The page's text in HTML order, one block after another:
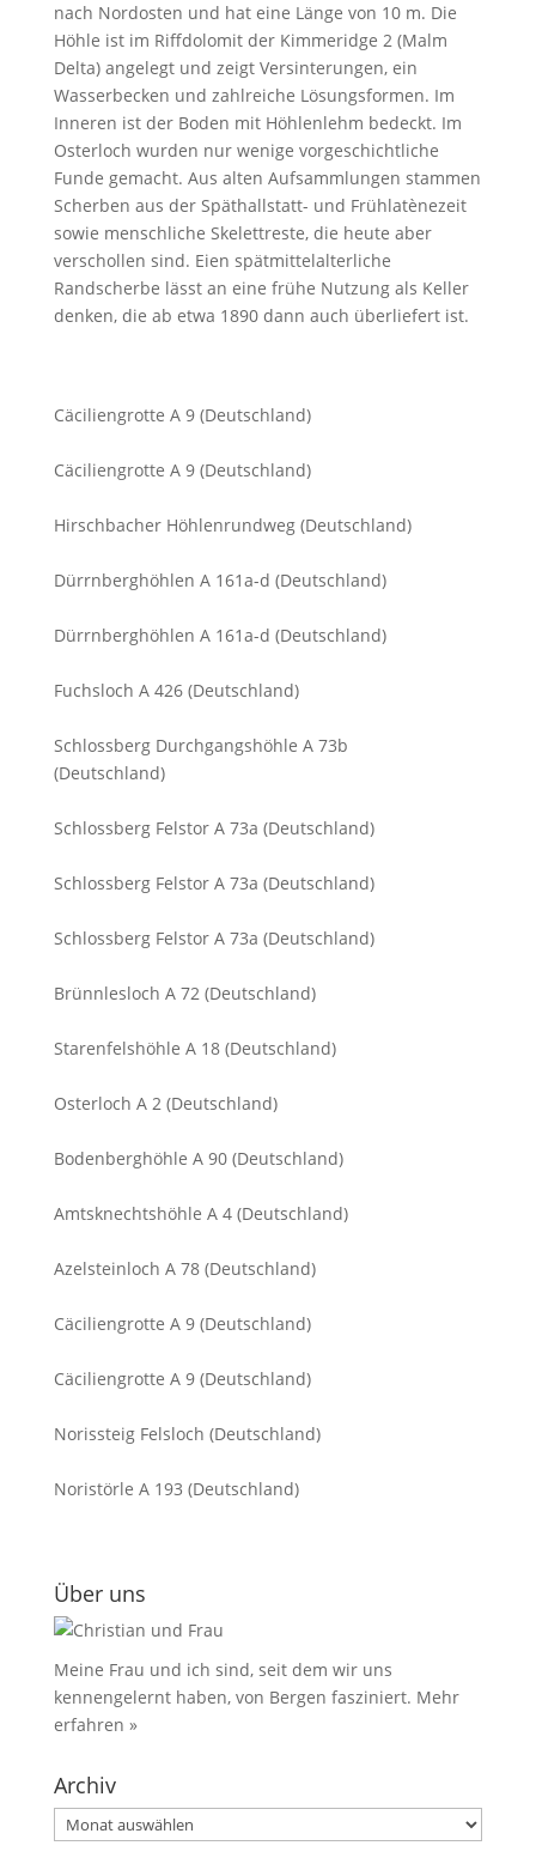
nach Nordosten und hat eine Länge von 10 m. Die
Höhle ist im Riffdolomit der Kimmeridge 2 (Malm
Delta) angelegt und zeigt Versinterungen, ein
Wasserbecken und zahlreiche Lösungsformen. Im
Inneren ist der Boden mit Höhlenlehm bedeckt. Im
Osterloch wurden nur wenige vorgeschichtliche
Funde gemacht. Aus alten Aufsammlungen stammen
Scherben aus der Späthallstatt- und Frühlatènezeit
sowie menschliche Skelettreste, die heute aber
verschollen sind. Eien spätmittelalterliche
Randscherbe lässt an eine frühe Nutzung als Keller
denken, die ab etwa 1890 dann auch überliefert ist.
Cäciliengrotte A 9 (Deutschland)
Cäciliengrotte A 9 (Deutschland)
Hirschbacher Höhlenrundweg (Deutschland)
Dürrnberghöhlen A 161a-d (Deutschland)
Dürrnberghöhlen A 161a-d (Deutschland)
Fuchsloch A 426 (Deutschland)
Schlossberg Durchgangshöhle A 73b
(Deutschland)
Schlossberg Felstor A 73a (Deutschland)
Schlossberg Felstor A 73a (Deutschland)
Schlossberg Felstor A 73a (Deutschland)
Brünnlesloch A 72 (Deutschland)
Starenfelshöhle A 18 (Deutschland)
Osterloch A 2 (Deutschland)
Bodenberghöhle A 90 (Deutschland)
Amtsknechtshöhle A 4 (Deutschland)
Azelsteinloch A 78 (Deutschland)
Cäciliengrotte A 9 (Deutschland)
Cäciliengrotte A 9 (Deutschland)
Norissteig Felsloch (Deutschland)
Noristörle A 193 (Deutschland)
Über uns
Meine Frau und ich sind, seit dem wir uns
kennengelernt haben, von Bergen fasziniert. Mehr
erfahren »
Archiv
Archiv